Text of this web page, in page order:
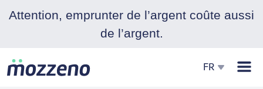
Attention, emprunter de l’argent coûte aussi
de l’argent.
FR